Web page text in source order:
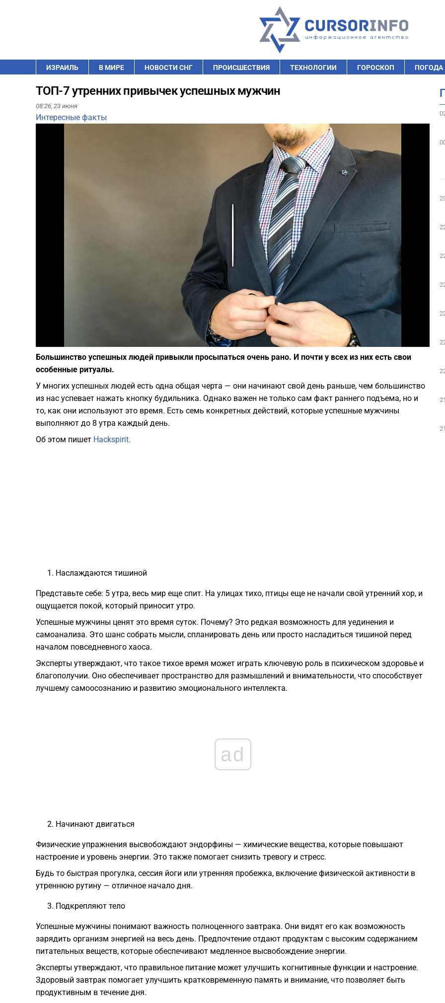
ИЗРАИЛЬ В МИРЕ НОВОСТИ СНГ ПРОИСШЕСТВИЯ ТЕХНОЛОГИИ ГОРОСКОП ПОГОДА
ТОП-7 утренних привычек успешных мужчин
08:26, 23 июня
Интересные факты
Play
Большинство успешных людей привыкли просыпаться очень рано. И почти у всех из них есть свои
особенные ритуалы.
У многих успешных людей есть одна общая черта — они начинают свой день раньше, чем большинство
из нас успевает нажать кнопку будильника. Однако важен не только сам факт раннего подъема, но и
то, как они используют это время. Есть семь конкретных действий, которые успешные мужчины
выполняют до 8 утра каждый день.
Об этом пишет Hackspirit.
Наслаждаются тишиной
Представьте себе: 5 утра, весь мир еще спит. На улицах тихо, птицы еще не начали свой утренний хор, и
ощущается покой, который приносит утро.
Успешные мужчины ценят это время суток. Почему? Это редкая возможность для уединения и
самоанализа. Это шанс собрать мысли, спланировать день или просто насладиться тишиной перед
началом повседневного хаоса.
Эксперты утверждают, что такое тихое время может играть ключевую роль в психическом здоровье и
благополучии. Оно обеспечивает пространство для размышлений и внимательности, что способствует
лучшему самоосознанию и развитию эмоционального интеллекта.
ad
Начинают двигаться
Физические упражнения высвобождают эндорфины — химические вещества, которые повышают
настроение и уровень энергии. Это также помогает снизить тревогу и стресс.
Будь то быстрая прогулка, сессия йоги или утренняя пробежка, включение физической активности в
утреннюю рутину — отличное начало дня.
Подкрепляют тело
Успешные мужчины понимают важность полноценного завтрака. Они видят его как возможность
зарядить организм энергией на весь день. Предпочтение отдают продуктам с высоким содержанием
питательных веществ, которые обеспечивают медленное высвобождение энергии.
Эксперты утверждают, что правильное питание может улучшить когнитивные функции и настроение.
Здоровый завтрак помогает улучшить кратковременную память и внимание, что позволяет быть
продуктивным в течение дня.